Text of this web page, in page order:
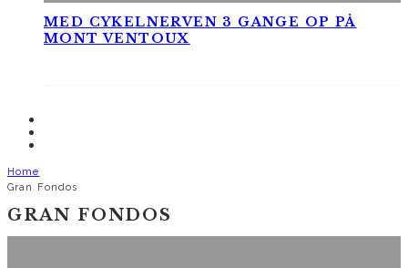
MED CYKELNERVEN 3 GANGE OP PÅ
MONT VENTOUX
Home
Gran Fondos
GRAN FONDOS